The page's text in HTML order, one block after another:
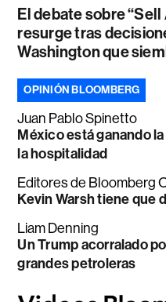
El debate sobre “Sell
resurge tras
Washington que
OPINIÓN BLOOMBERG
Juan Pablo Spinetto
México está ganando
la hospitalidad
Editores de Bloomberg
Kevin Warsh tiene que
Liam Denning
Un Trump acorralado
grandes petroleras